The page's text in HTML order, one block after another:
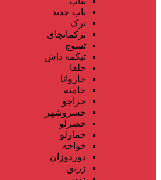
ناب جدید
ترک
ترکمانچای
تسوج
تیکمه داش
جلفا
خاروانا
خامنه
خراجو
خسروشهر
خضرلو
خمارلو
خواجه
دوزدوزان
زرنق